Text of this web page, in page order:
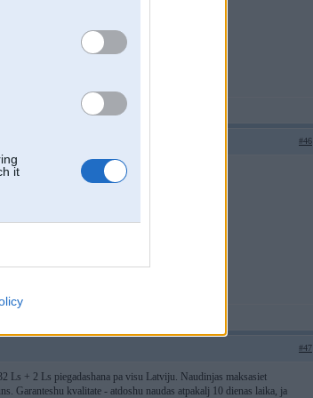
it
#46
#47
Ls + 2 Ls piegadashana pa visu Latviju. Naudinjas maksasiet
Garanteshu kvalitate - atdoshu naudas atpakalj 10 dienas laika, ja